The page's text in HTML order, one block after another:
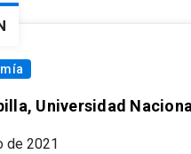
Universidad
de 2021